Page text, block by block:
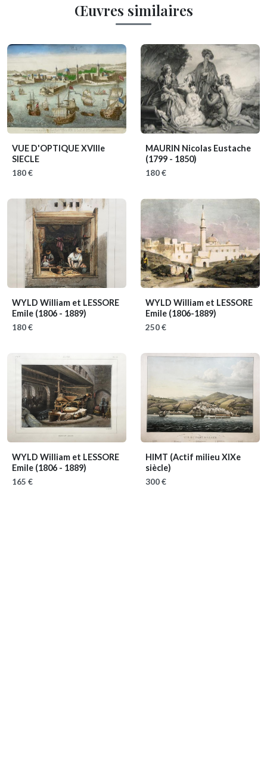
Œuvres similaires
VUE D'OPTIQUE XVIIIe
SIECLE
180 €
MAURIN Nicolas Eustache
(1799 - 1850)
180 €
WYLD William et LESSORE
Emile (1806 - 1889)
180 €
WYLD William et LESSORE
Emile (1806-1889)
250 €
WYLD William et LESSORE
Emile (1806 - 1889)
165 €
HIMT (Actif milieu XIXe
siècle)
300 €